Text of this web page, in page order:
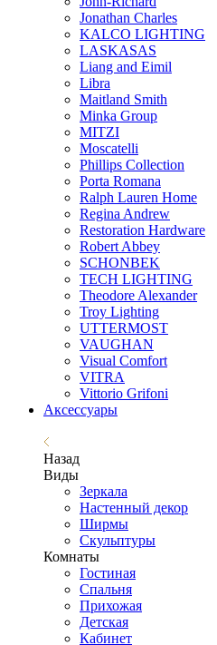
Jonathan Charles
KALCO LIGHTING
LASKASAS
Liang and Eimil
Libra
Maitland Smith
Minka Group
MITZI
Moscatelli
Phillips Collection
Porta Romana
Ralph Lauren Home
Regina Andrew
Restoration Hardware
Robert Abbey
SCHONBEK
TECH LIGHTING
Theodore Alexander
Troy Lighting
UTTERMOST
VAUGHAN
Visual Comfort
VITRA
Vittorio Grifoni
Аксессуары
Назад
Виды
Зеркала
Настенный декор
Ширмы
Скульптуры
Комнаты
Гостиная
Спальня
Прихожая
Детская
Кабинет